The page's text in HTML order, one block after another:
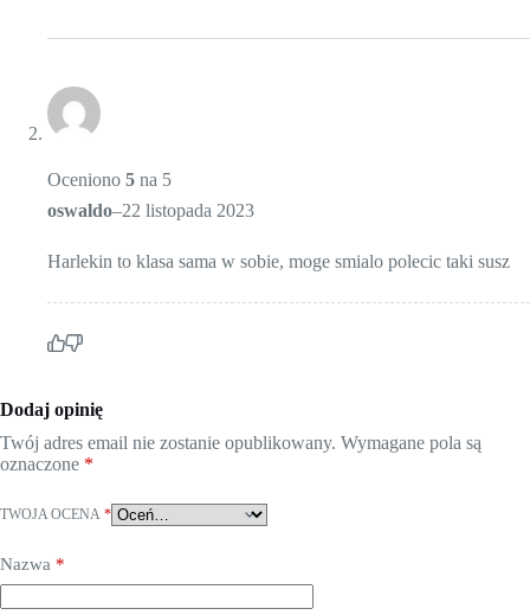
Oceniono 5 na 5
oswaldo–22 listopada 2023
Harlekin to klasa sama w sobie, moge smialo polecic taki susz
Dodaj opinię
Twój adres email nie zostanie opublikowany. Wymagane pola są
oznaczone *
TWOJA OCENA *
Nazwa *